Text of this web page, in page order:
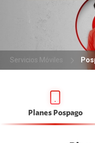
Servicios Móviles
Planes Pospago